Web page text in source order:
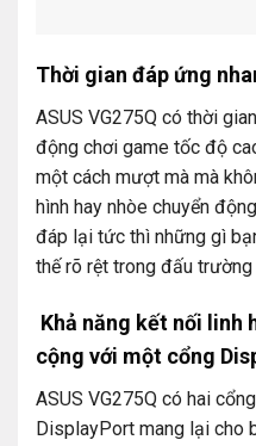
Thời gian đáp ứng
ASUS VG275Q có thời
động chơi game tốc độ
một cách mượt mà mà
hình hay nhòe chuyển
đáp lại tức thì những gì
thế rõ rệt trong đấu trường
Khả năng kết nối linh
cộng với một cổng
ASUS VG275Q có hai
DisplayPort mang lại cho